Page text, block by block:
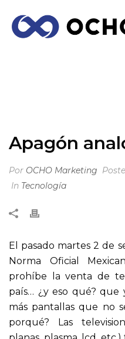
Apagón
Por OCHO Marketing
In Tecnología
El pasado martes 2 de
Norma Oficial
prohíbe la venta de
país… ¿y eso qué? que
más pantallas que no
porqué? Las